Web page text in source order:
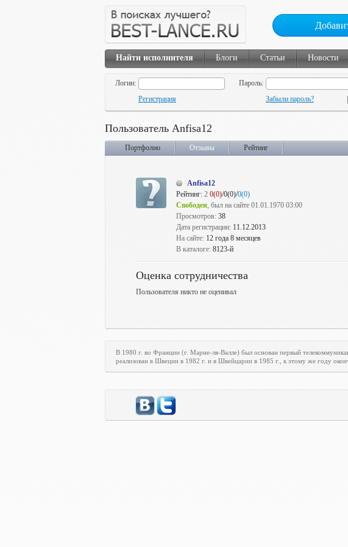
Найти исполнителя Блоги Статьи Новости
Логин:
Пароль:
Регистрация
Забыли пароль?
Пользователь Anfisa12
Портфолио Отзывы Рейтинг
Anfisa12
Рейтинг: 2 0(0)/0(0)/0(0)
Свободен, был на сайте 01.01.1970 03:00
Просмотров: 38
Дата регистрации: 11.12.2013
На сайте: 12 года 8 месяцев
В каталоге: 8123-й
Оценка сотрудничества
Пользователя никто не оценивал
В 1980 г. во Франции (г. Марне-ля-Валле) был основан первый
реализован в Швеции в 1982 г. и в Швейцарии в 1985 г., к этому же году